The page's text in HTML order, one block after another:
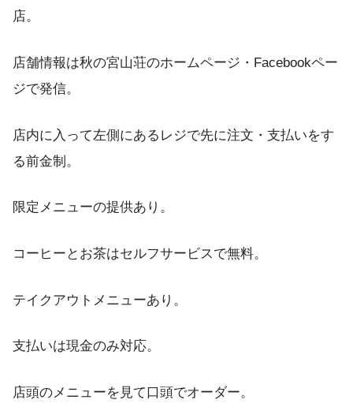
店。
店舗情報は秋の宮山荘のホームページ・Facebookペー
ジで発信。
店内に入って左側にあるレジで先に注文・支払いをす
る前金制。
限定メニューの提供あり。
コーヒーとお茶はセルフサービスで無料。
テイクアウトメニューあり。
支払いは現金のみ対応。
店頭のメニューを見て口頭でオーダー。